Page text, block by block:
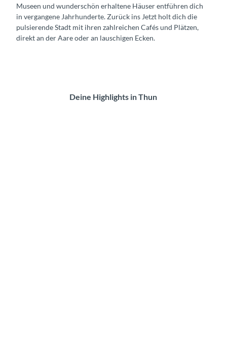
Museen und wunderschön erhaltene Häuser entführen dich
in vergangene Jahrhunderte. Zurück ins Jetzt holt dich die
pulsierende Stadt mit ihren zahlreichen Cafés und Plätzen,
direkt an der Aare oder an lauschigen Ecken.
Deine Highlights in Thun